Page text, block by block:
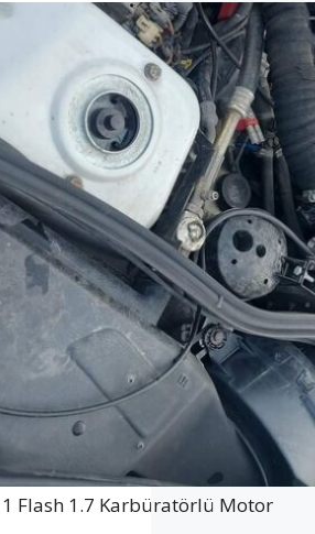
Flash 1.7 Karbüratörlü Motor